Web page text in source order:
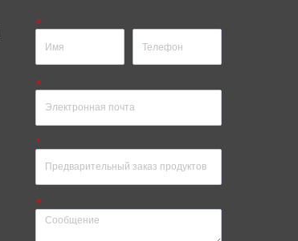
*
*
*
*